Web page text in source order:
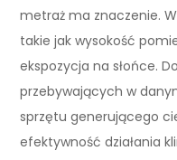
metraż ma znaczenie.
takie jak wysokość
ekspozycja na słońce.
przebywających w
sprzętu generującego
efektywność działania